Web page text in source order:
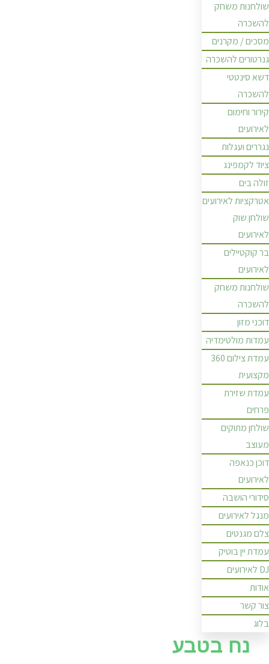
שולחנות משחק
להשכרה
מסכים / מקרנים
גנרטורים להשכרה
דשא סינטטי
להשכרה
קירור וחימום
לאירועים
נגררים ועגלות
ציוד לקמפינג
זולה בים
אטרקציות לאירועים
שולחן שוק
לאירועים
בר קוקטיילים
לאירועים
שולחנות משחק
להשכרה
דוכני מזון
עמדות מולטימדיה
עמדת צילום 360
מקצועית
עמדת שזירת
פרחים
שולחן מתוקים
מעוצב
דוכן כנאפה
לאירועים
סידורי הושבה
מנגל לאירועים
צלם מגנטים
עמדת יין בוטיק
DJ לאירועים
אודות
צור קשר
בלוג
נח בטבע